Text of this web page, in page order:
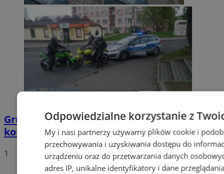
Grupa motocyklistów zatrzymała
kompletnie pijanego mężczyznę
1
Odpowiedzialne korzystanie z
My i nasi partnerzy używamy plików cookie i
przechowywania i uzyskiwania dostępu do
urządzeniu oraz do przetwarzania danych
adres IP, unikalne identyfikatory i dane